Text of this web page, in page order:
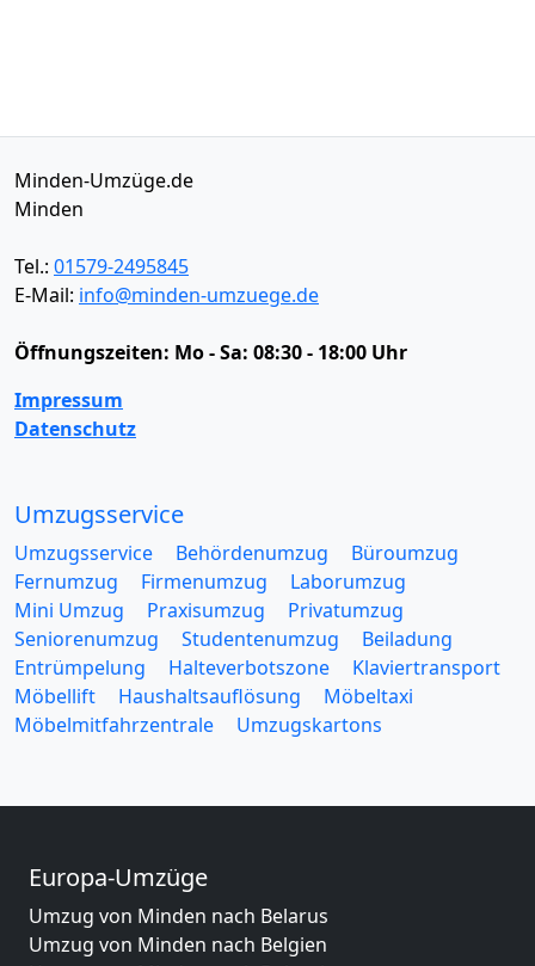
Minden-Umzüge.de
Minden
Tel.: 01579-2495845
E-Mail: info@minden-umzuege.de
Öffnungszeiten: Mo - Sa: 08:30 - 18:00 Uhr
Impressum
Datenschutz
Umzugsservice
Umzugsservice Behördenumzug
Büroumzug
Fernumzug
Firmenumzug
Laborumzug
Mini Umzug
Praxisumzug
Privatumzug
Seniorenumzug
Studentenumzug
Beiladung
Entrümpelung
Halteverbotszone
Klaviertransport
Möbellift
Haushaltsauflösung
Möbeltaxi
Möbelmitfahrzentrale
Umzugskartons
Europa-Umzüge
Umzug von Minden nach Belarus
Umzug von Minden nach Belgien